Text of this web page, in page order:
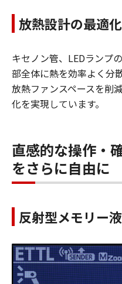
放熱設計の最適
キセノン管、LEDランプ
部全体に熱を効率よく分
放熱ファンスペースを削
化を実現しています。
直感的な操作・
をさらに自由に
反射型メモリー